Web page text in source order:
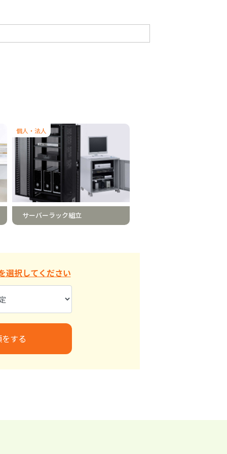
個人・法人
サーバーラック組立
選択してください
する